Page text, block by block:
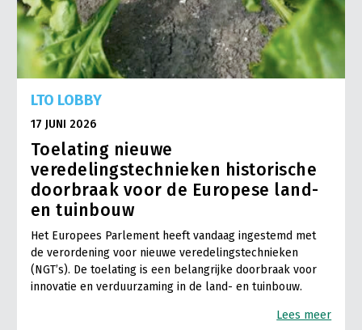
LTO LOBBY
17 JUNI 2026
Toelating nieuwe
veredelingstechnieken historische
doorbraak voor de Europese land-
en tuinbouw
Het Europees Parlement heeft vandaag ingestemd met
de verordening voor nieuwe veredelingstechnieken
(NGT’s). De toelating is een belangrijke doorbraak voor
innovatie en verduurzaming in de land- en tuinbouw.
Lees meer